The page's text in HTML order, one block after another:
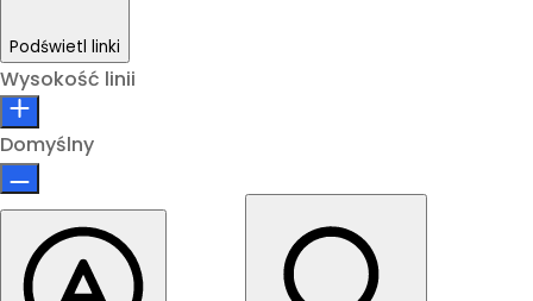
Podświetl linki
Wysokość linii
Domyślny